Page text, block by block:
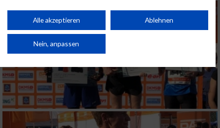
Performance von Inhalten. Analyse von Zielgruppen durch Statistiken oder
Kombinationen von Daten aus verschiedenen Quellen. Entwicklung und
von Inhalten.
Daten können außerhalb der Europäischen Union weitergegeben und in die
Website/App.
Partnerliste anzeigen (1 IAB-Anbieter)
Wir nutzen Ihre Daten für folgende Zwecke:
IAB-Verarbeitungszwecke:
Alle akzeptieren Ablehnen
Nein, anpassen